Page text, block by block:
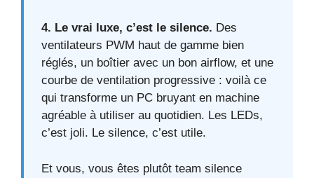
4. Le vrai luxe, c’est le silence. Des
ventilateurs PWM haut de gamme bien
réglés, un boîtier avec un bon airflow, et une
courbe de ventilation progressive : voilà ce
qui transforme un PC bruyant en machine
agréable à utiliser au quotidien. Les LEDs,
c’est joli. Le silence, c’est utile.
Et vous, vous êtes plutôt team silence